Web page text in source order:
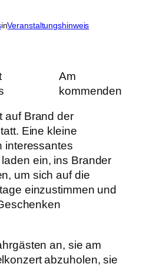
inVeranstaltungshinweis
Am
kommenden
auf Brand der
Eine kleine
interessantes
ein, ins Brander
um sich auf die
einzustimmen und
an, sie am
abzuholen, sie